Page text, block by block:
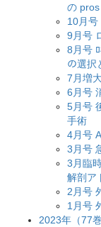
の
10月号
9月号
8月号
の選択
7月増
6月号
5月号
手術
4月号
3月号
3月臨
解剖ア
2月号
1月号
2023年（77巻